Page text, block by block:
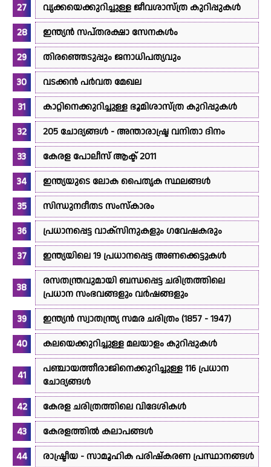
വൃക്കയെക്കുറിച്ചുള്ള ജീവശാസ്ത്ര കുറിപ്പുകൾ
ഇന്ത്യൻ സപ്തരക്ഷാ സേനകൾം
തിരഞ്ഞെടുപ്പും ജനാധിപത്യവും
വടക്കൻ പർവത മേഖല
കാറ്റിനെക്കുറിച്ചുള്ള ഭൂമിശാസ്ത്ര കുറിപ്പുകൾ
205 ചോദ്യങ്ങൾ - അന്താരാഷ്ട്ര വനിതാ ദിനം
കേരള പോലീസ് ആക്ട് 2011
ഇന്ത്യയുടെ ലോക പൈതൃക സ്ഥലങ്ങൾ
സിന്ധുനദീതട സംസ്കാരം
പ്രധാനപ്പെട്ട വാക്സിനുകളും ഗവേഷകരും
ഇന്ത്യയിലെ 19 പ്രധാനപ്പെട്ട അണക്കെട്ടുകൾ
രസതന്ത്രവുമായി ബന്ധപ്പെട്ട ചരിത്രത്തിലെ
പ്രധാന സംഭവങ്ങളും വർഷങ്ങളും
ഇന്ത്യൻ സ്വാതന്ത്ര്യ സമര ചരിത്രം (1857 - 1947)
കലയെക്കുറിച്ചുള്ള മലയാളം കുറിപ്പുകൾ
പഞ്ചായത്തീരാജിനെക്കുറിച്ചുള്ള 116 പ്രധാന
ചോദ്യങ്ങൾ
കേരള ചരിത്രത്തിലെ വിദേശികൾ
കേരളത്തിൽ കലാപങ്ങൾ
രാഷ്ട്രീയ - സാമൂഹിക പരിഷ്കരണ പ്രസ്ഥാനങ്ങൾ